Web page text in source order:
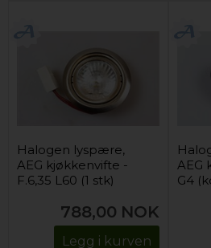
Halogen lyspære,
AEG kjøkkenvifte -
F.6,35 L60 (1 stk)
788,00 NOK
Legg i kurven
AEG
G4